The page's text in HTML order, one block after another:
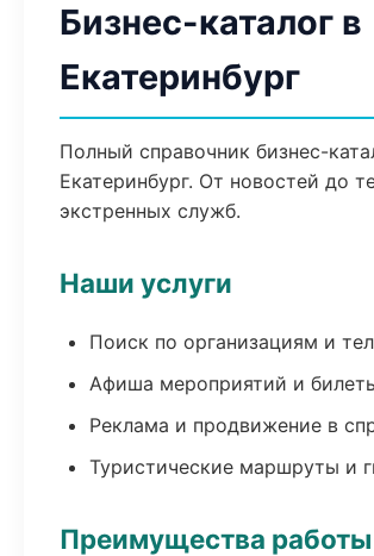
Бизнес-каталог в
Екатеринбург
Полный справочник бизнес-
Екатеринбург. От новостей до
экстренных служб.
Наши услуги
Поиск по организациям и
Афиша мероприятий и
Реклама и продвижение в
Туристические маршруты и
Преимущества